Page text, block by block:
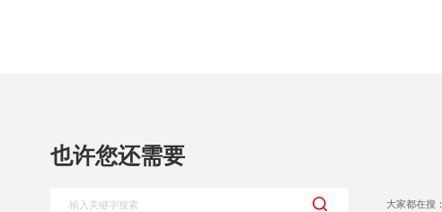
也许您还需要
大家都在搜：